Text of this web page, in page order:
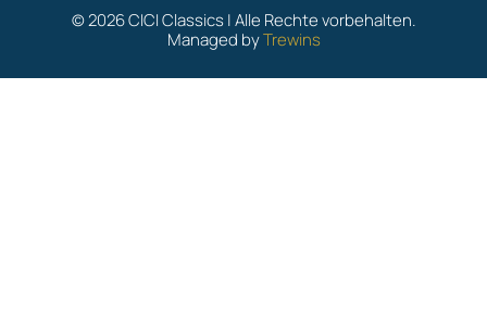
© 2026 CICI Classics | Alle Rechte vorbehalten.
Managed byTrewins